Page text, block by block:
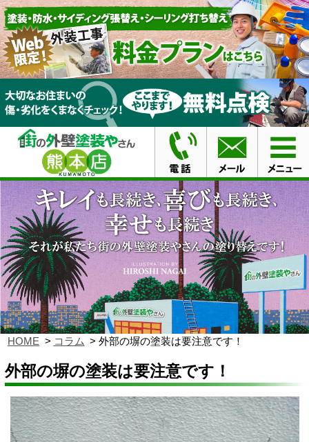
HOME コラム 外部の塀の塗装は要注意です！
外部の塀の塗装は要注意です！